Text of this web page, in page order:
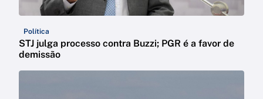
Política
STJ julga processo contra Buzzi; PGR é a favor de
demissão